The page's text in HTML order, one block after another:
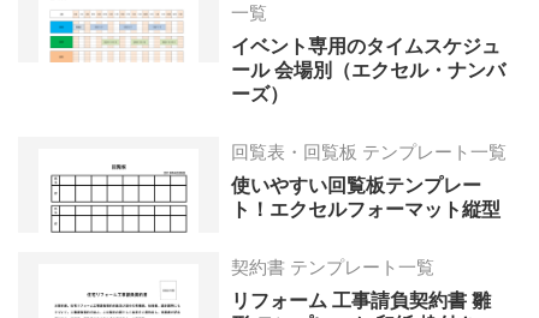
一覧
イベント専用のタイムスケジュ
ール 会場別（エクセル・ナンバ
ーズ）
回覧表・回覧板 テンプレート一覧
使いやすい回覧板テンプレー
ト！エクセルフォーマット縦型
契約書 テンプレート一覧
リフォーム 工事請負契約書 雛